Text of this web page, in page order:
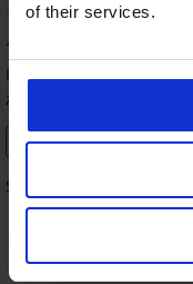
of their services.
100
Karel
zakoupená velikost XL
Ověřený zákazník
Spokojenost